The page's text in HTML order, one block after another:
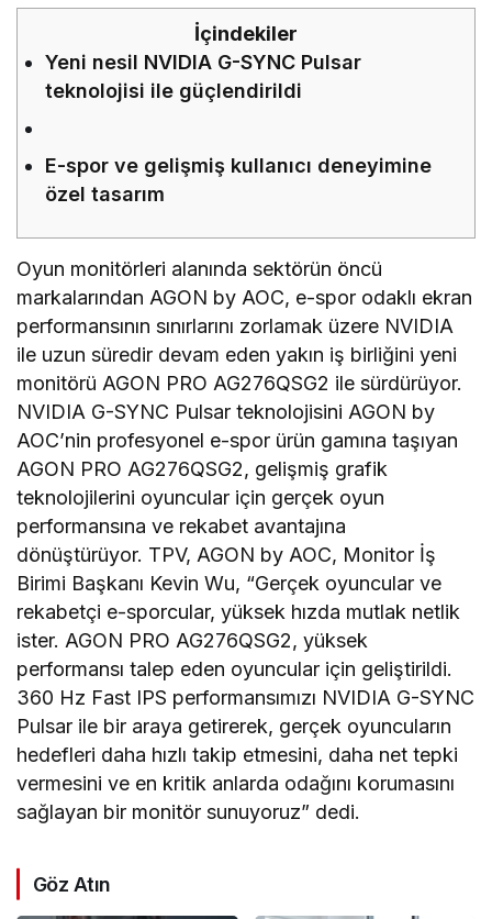
İçindekiler
Yeni nesil NVIDIA G-SYNC Pulsar
teknolojisi ile güçlendirildi
E-spor ve gelişmiş kullanıcı deneyimine
özel tasarım
Oyun monitörleri alanında sektörün öncü
markalarından AGON by AOC, e-spor odaklı ekran
performansının sınırlarını zorlamak üzere NVIDIA
ile uzun süredir devam eden yakın iş birliğini yeni
monitörü AGON PRO AG276QSG2 ile sürdürüyor.
NVIDIA G-SYNC Pulsar teknolojisini AGON by
AOC’nin profesyonel e-spor ürün gamına taşıyan
AGON PRO AG276QSG2, gelişmiş grafik
teknolojilerini oyuncular için gerçek oyun
performansına ve rekabet avantajına
dönüştürüyor. TPV, AGON by AOC, Monitor İş
Birimi Başkanı Kevin Wu, “Gerçek oyuncular ve
rekabetçi e-sporcular, yüksek hızda mutlak netlik
ister. AGON PRO AG276QSG2, yüksek
performansı talep eden oyuncular için geliştirildi.
360 Hz Fast IPS performansımızı NVIDIA G-SYNC
Pulsar ile bir araya getirerek, gerçek oyuncuların
hedefleri daha hızlı takip etmesini, daha net tepki
vermesini ve en kritik anlarda odağını korumasını
sağlayan bir monitör sunuyoruz” dedi.
Göz Atın